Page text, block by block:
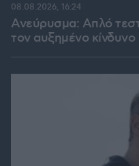
Ανεύρυσμα: Απλό
τον αυξημένο κίνδυνο
08.08.2026, 16:24